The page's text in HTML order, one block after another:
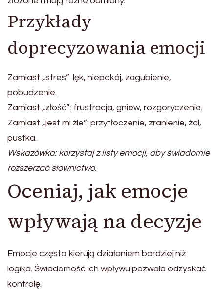
Przykłady
doprecyzowania emocji
Zamiast „stres”: lęk, niepokój, zagubienie,
pobudzenie.
Zamiast „złość”: frustracja, gniew, rozgoryczenie.
Zamiast „jest mi źle”: przytłoczenie, zranienie, żal,
pustka.
Wskazówka: korzystaj z listy emocji, aby świadomie
rozszerzać słownictwo.
Oceniaj, jak emocje
wpływają na decyzje
Emocje często kierują działaniem bardziej niż
logika. Świadomość ich wpływu pozwala odzyskać
kontrolę.